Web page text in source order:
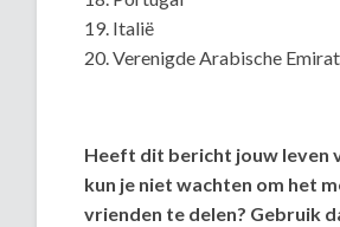
19. Italië
20. Verenigde Arabische
Heeft dit bericht jouw leven
kun je niet wachten om het
vrienden te delen? Gebruik